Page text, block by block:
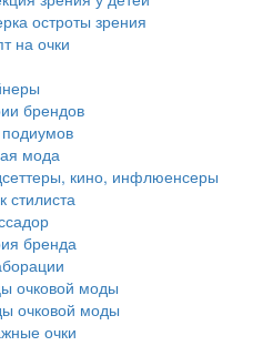
остроты зрения
на очки
брендов
мода
кино, инфлюенсеры
стилиста
бренда
очковой моды
очковой моды
очки